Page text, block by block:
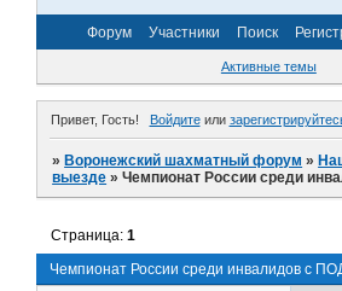
Форум Участники Поиск
Активные темы
Привет, Гость! Войдитеили
»Воронежский шахматный форум »
выезде »Чемпионат России среди
Чемпионат России среди инвалидов с
Страница:1